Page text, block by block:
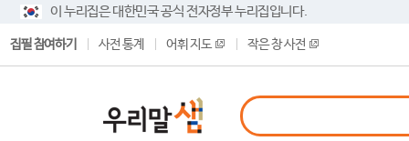
이 누리집은 대한민국 공식 전자정부 누리집입니다.
집필 참여하기 사전 통계 어휘 지도 작은 창 사전